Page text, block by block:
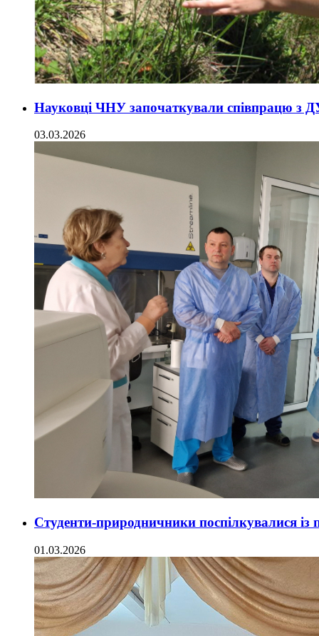
Науковці ЧНУ започаткували співпрацю з
03.03.2026
Студенти-природничники поспілкувалися
01.03.2026